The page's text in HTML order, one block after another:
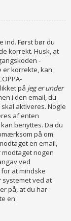
ind. Først bør du
korrekt. Husk, at
-
er korrekte, kan
på jeg er under
i den email, du
aktiveres. Nogle
af enten
benyttes. Da du
på om
en email,
modtaget nogen
ved
at mindske
ved at
på, at du har
en